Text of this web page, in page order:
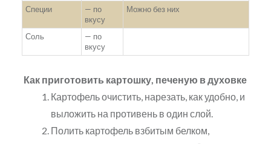
Специи
— по
вкусу
Можно без них
Соль
— по
вкусу
Как приготовить картошку, печеную в духовке
Картофель очистить, нарезать, как удобно, и
выложить на противень в один слой.
Полить картофель взбитым белком,